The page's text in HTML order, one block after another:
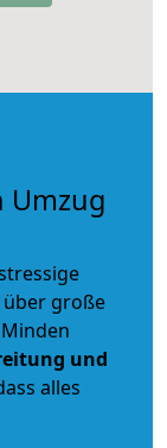
Umzug
über große
und
alles